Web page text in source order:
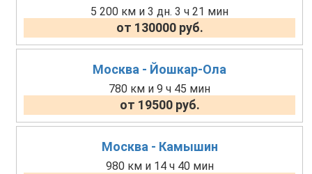
5 200 км и 3 дн. 3 ч 21 мин
от 130000 руб.
Москва - Йошкар-Ола
780 км и 9 ч 45 мин
от 19500 руб.
Москва - Камышин
980 км и 14 ч 40 мин